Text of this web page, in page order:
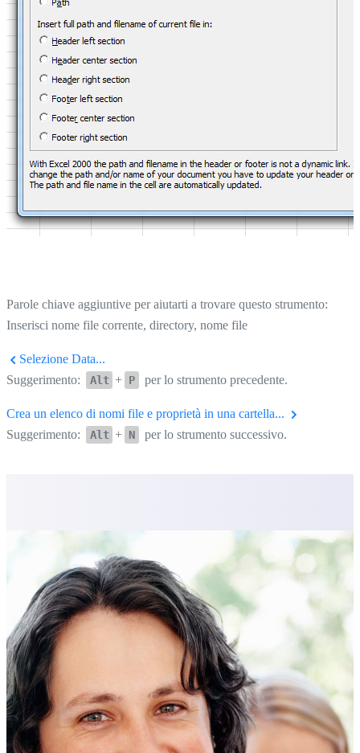
Parole chiave aggiuntive per aiutarti a trovare questo strumento:
Inserisci nome file corrente, directory, nome file
Selezione Data...
Suggerimento:
Alt + P per lo strumento precedente.
Crea un elenco di nomi file e proprietà in una cartella...
Suggerimento:
Alt + N per lo strumento successivo.